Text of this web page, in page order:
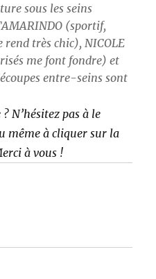
sous les seins
(sportif,
rend très chic), NICOLE
me font fondre) et
entre-seins sont
N’hésitez pas à le
même à cliquer sur la
à vous !